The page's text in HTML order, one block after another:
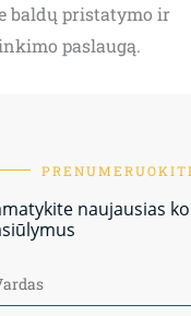
baldų pristatymo ir
paslaugą.
naujausias